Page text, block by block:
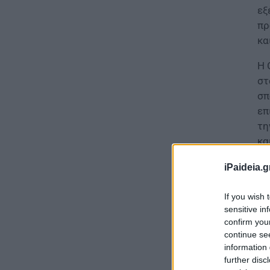
If you wish
sensitive
confirm
continue
information
further
Η